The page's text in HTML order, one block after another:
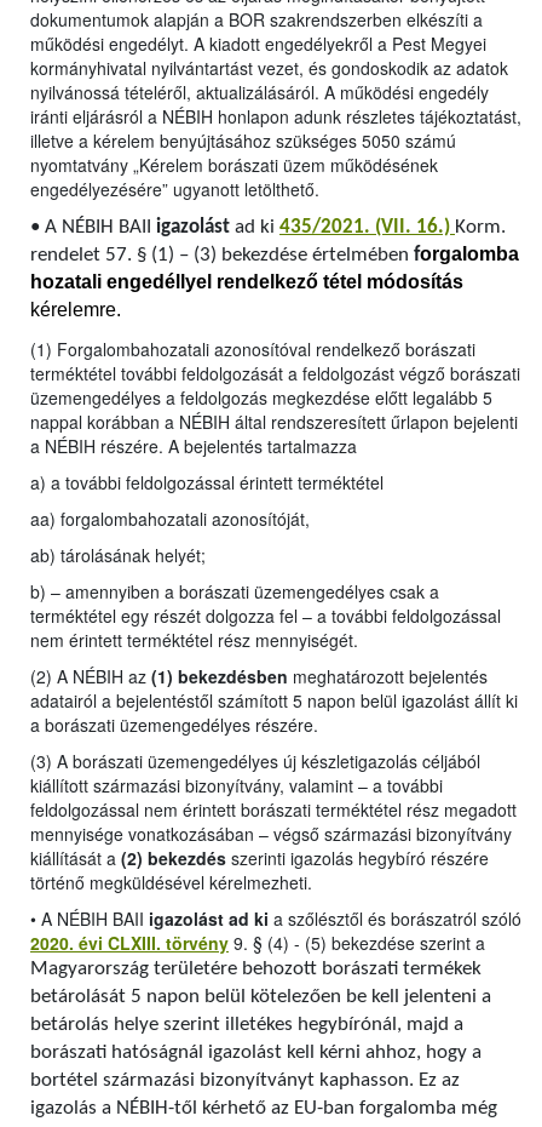
dokumentumok alapján a BOR szakrendszerben elkészíti a
működési engedélyt. A kiadott engedélyekről a Pest Megyei
kormányhivatal nyilvántartást vezet, és gondoskodik az adatok
nyilvánossá tételéről, aktualizálásáról. A működési engedély
iránti eljárásról a NÉBIH honlapon adunk részletes tájékoztatást,
illetve a kérelem benyújtásához szükséges 5050 számú
nyomtatvány „Kérelem borászati üzem működésének
engedélyezésére” ugyanott letölthető.
• A NÉBIH BAII igazolást ad ki 435/2021. (VII. 16.) Korm.
rendelet 57. § (1) – (3) bekezdése értelmében forgalomba
hozatali engedéllyel rendelkező tétel módosítás
kérelemre.
(1) Forgalombahozatali azonosítóval rendelkező borászati
terméktétel további feldolgozását a feldolgozást végző borászati
üzemengedélyes a feldolgozás megkezdése előtt legalább 5
nappal korábban a NÉBIH által rendszeresített űrlapon bejelenti
a NÉBIH részére. A bejelentés tartalmazza
a) a további feldolgozással érintett terméktétel
aa) forgalombahozatali azonosítóját,
ab) tárolásának helyét;
b) – amennyiben a borászati üzemengedélyes csak a
terméktétel egy részét dolgozza fel – a további feldolgozással
nem érintett terméktétel rész mennyiségét.
(2) A NÉBIH az (1) bekezdésben meghatározott bejelentés
adatairól a bejelentéstől számított 5 napon belül igazolást állít ki
a borászati üzemengedélyes részére.
(3) A borászati üzemengedélyes új készletigazolás céljából
kiállított származási bizonyítvány, valamint – a további
feldolgozással nem érintett borászati terméktétel rész megadott
mennyisége vonatkozásában – végső származási bizonyítvány
kiállítását a (2) bekezdés szerinti igazolás hegybíró részére
történő megküldésével kérelmezheti.
• A NÉBIH BAII igazolást ad ki a szőlésztől és borászatról szóló
2020. évi CLXIII. törvény 9. § (4) - (5) bekezdése szerint a
Magyarország területére behozott borászati termékek
betárolását 5 napon belül kötelezően be kell jelenteni a
betárolás helye szerint illetékes hegybírónál, majd a
borászati hatóságnál igazolást kell kérni ahhoz, hogy a
bortétel származási bizonyítványt kaphasson. Ez az
igazolás a NÉBIH-től kérhető az EU-ban forgalomba még